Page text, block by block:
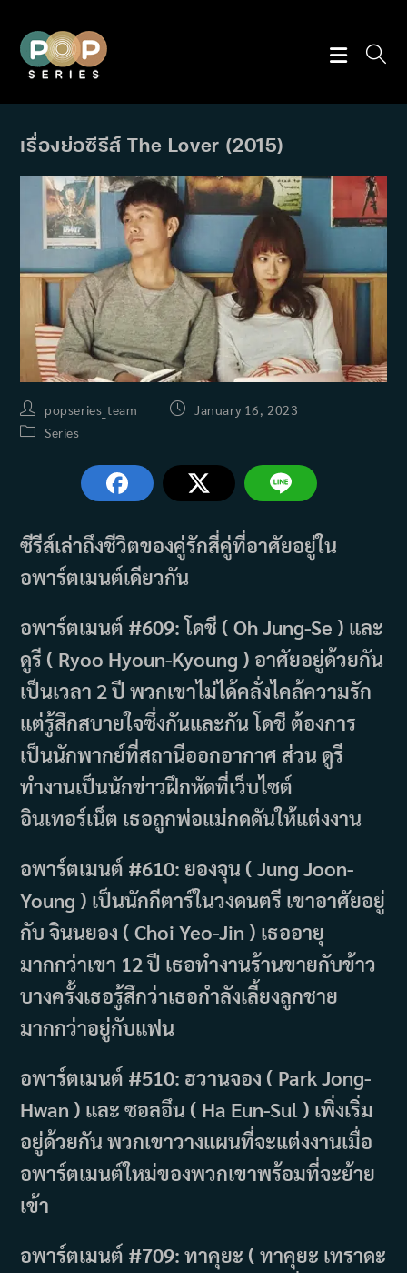
content
เรื่องย่อซีรีส์ The Lover (2015)
Post
author:
popseries_team
Post January 16, 2023
PostSeries
ซีรีส์เล่าถึงชีวิตของคู่รักสี่คู่ที่อาศัยอยู่ใน
อพาร์ตเมนต์เดียวกัน
อพาร์ตเมนต์ #609: โดชี ( Oh ​​Jung-Se ) และ
ดูรี ( Ryoo Hyoun-Kyoung ) อาศัยอยู่ด้วยกัน
เป็นเวลา 2 ปี พวกเขาไม่ได้คลั่งไคล้ความรัก
แต่รู้สึกสบายใจซึ่งกันและกัน โดชี ต้องการ
เป็นนักพากย์ที่สถานีออกอากาศ ส่วน ดูรี
ทำงานเป็นนักข่าวฝึกหัดที่เว็บไซต์
อินเทอร์เน็ต เธอถูกพ่อแม่กดดันให้แต่งงาน
อพาร์ตเมนต์ #610: ยองจุน ( Jung Joon-
Young ) เป็นนักกีตาร์ในวงดนตรี เขาอาศัยอยู่
กับ จินนยอง ( Choi Yeo-Jin ) เธออายุ
มากกว่าเขา 12 ปี เธอทำงานร้านขายกับข้าว
บางครั้งเธอรู้สึกว่าเธอกำลังเลี้ยงลูกชาย
มากกว่าอยู่กับแฟน
อพาร์ตเมนต์ #510: ฮวานจอง ( Park Jong-
Hwan ) และ ซอลอึน ( Ha Eun-Sul ) เพิ่งเริ่ม
อยู่ด้วยกัน พวกเขาวางแผนที่จะแต่งงานเมื่อ
อพาร์ตเมนต์ใหม่ของพวกเขาพร้อมที่จะย้าย
เข้า
อพาร์ตเมนต์ #709: ทาคุยะ ( ทาคุยะ เทราดะ